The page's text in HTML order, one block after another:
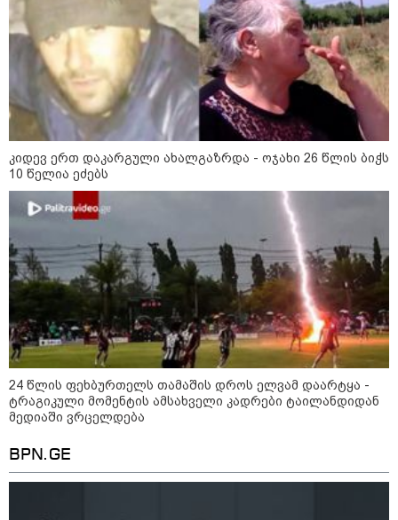
11:36 / 08-08-2026
წელიწადნახევარში საქართველოში 164
ადამიანი დაიკარგა - 57 პირს ამ დრომდე
ეძებენ
23:40 / 09-08-2026
კაცი, რომელმაც მდინარეში
დედა-შვილი გადაარჩინა და
კიდევ ერთ დაკარგული ახალგაზრდა - ოჯახი 26 წლის ბიჭს
10 წელია ეძებს
24 წლის ფეხბურთელს თამაშის დროს ელვამ დაარტყა -
ტრაგიკული მომენტის ამსახველი კადრები ტაილანდიდან
მედიაში ვრცელდება
BPN.GE